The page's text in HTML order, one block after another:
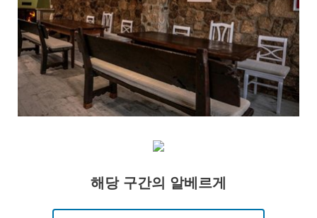
해당 구간의 알베르게